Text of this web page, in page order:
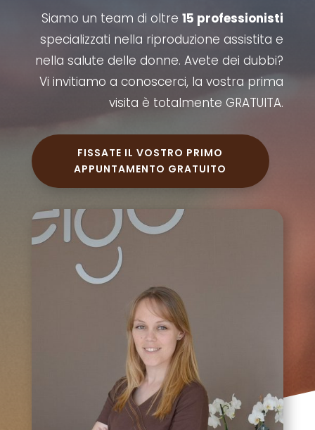
Siamo un team di oltre15 professionisti
specializzati nella riproduzione assistita e
nella salute delle donne. Avete dei dubbi?
Vi invitiamo a conoscerci, la vostra prima
visita è totalmente GRATUITA.
FISSATE IL VOSTRO PRIMO
APPUNTAMENTO GRATUITO